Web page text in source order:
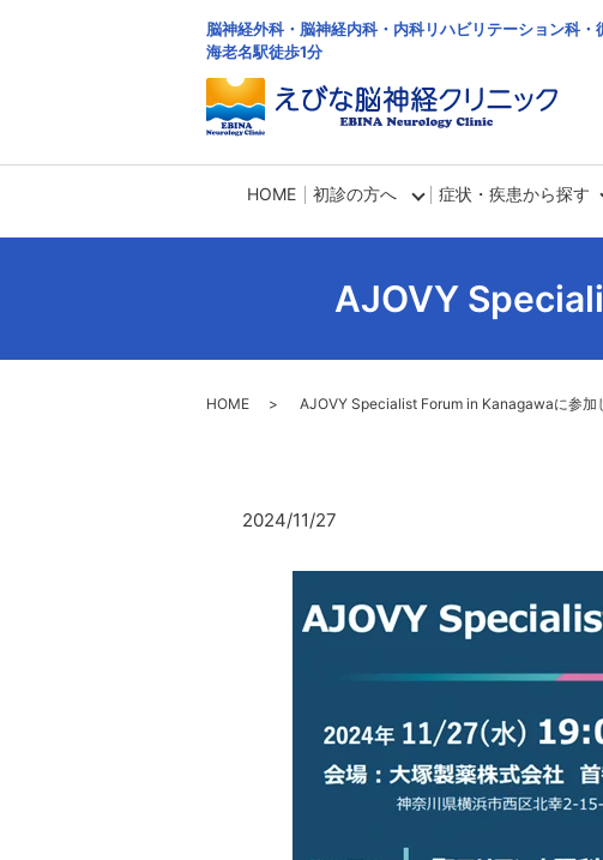
脳神経外科・脳神経内科・内科リハビリテーション科・
海老名駅徒歩1分
HOME 初診の方へ 症状・疾患から探す
AJOVY
HOME AJOVY Specialist Forum in Kanagawaに参加
2024/11/27